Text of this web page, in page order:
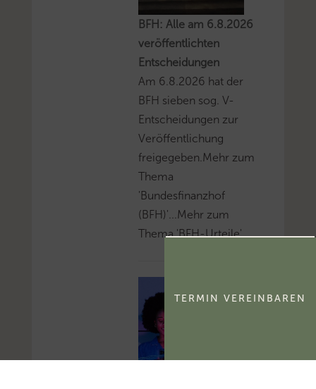
BFH: Alle am 6.8.2026
veröffentlichten
Entscheidungen
Am 6.8.2026 hat der
BFH sieben sog. V-
Entscheidungen zur
Veröffentlichung
freigegeben.Mehr zum
Thema
'Bundesfinanzhof
(BFH)'...Mehr zum
Thema 'BFH-Urteile'...
TERMIN VEREINBAREN